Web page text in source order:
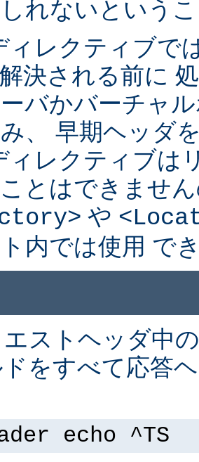
れないという
ィレクティブで
決される前に
バかバーチャ
み、 早期ヘッダ
ィレクティブは
とはできませ
や
内では使用 で
エストヘッダ中
をすべて応答
echo ^TS